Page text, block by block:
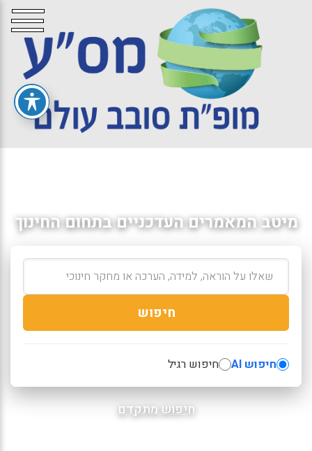
מיטב המאמרים העדכניים בתחום החינוך
חיפוש
חיפוש AI חיפוש רגיל
חיפוש מתקדם